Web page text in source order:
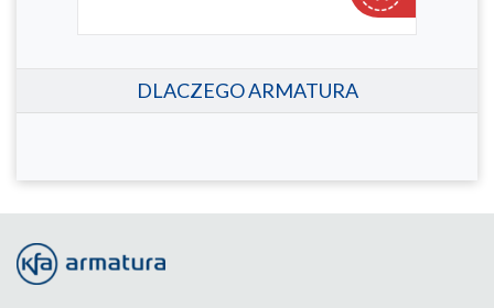
DLACZEGO ARMATURA